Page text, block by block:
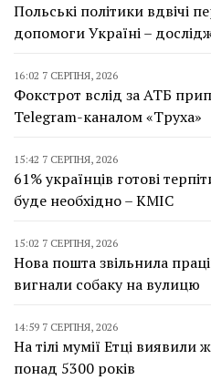
Польські політики вдвічі
допомоги Україні –
16:02 7 СЕРПНЯ, 2026
Фокстрот вслід за АТБ
Telegram-каналом «Труха»
15:42 7 СЕРПНЯ, 2026
61% українців готові
буде необхідно – КМІС
15:02 7 СЕРПНЯ, 2026
Нова пошта звільнила
вигнали собаку на вулицю
14:59 7 СЕРПНЯ, 2026
На тілі мумії Етці виявили
понад 5300 років